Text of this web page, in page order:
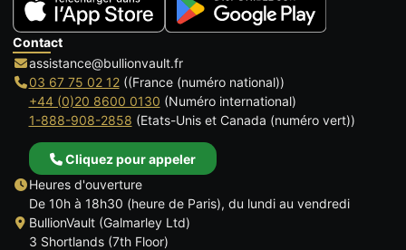
Contact
assistance@bullionvault.fr
03 67 75 02 12((France (numéro national))
+44 (0)20 8600 0130 (Numéro international)
1-888-908-2858 (Etats-Unis et Canada (numéro vert))
Cliquez pour appeler
Heures d'ouverture
De 10h à 18h30 (heure de Paris), du lundi au vendredi
BullionVault (Galmarley Ltd)
3 Shortlands (7th Floor)